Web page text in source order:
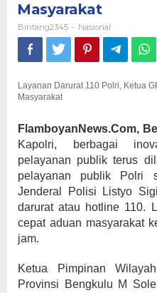
Masyarakat
Bintang2345 - Nasional
Layanan Darurat 110 Polri, Ketua
Masyarakat
FlamboyanNews.Com,
Kapolri, berbagai
pelayanan publik terus
pelayanan publik Polri
Jenderal Polisi Listyo
darurat atau hotline 110.
cepat aduan masyarakat
jam.
Ketua Pimpinan
Provinsi Bengkulu M